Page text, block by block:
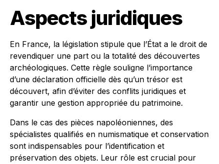
Aspects juridiques
En France, la législation stipule que l’État a le droit de
revendiquer une part ou la totalité des découvertes
archéologiques. Cette règle souligne l’importance
d’une déclaration officielle dès qu’un trésor est
découvert, afin d’éviter des conflits juridiques et
garantir une gestion appropriée du patrimoine.
Dans le cas des pièces napoléoniennes, des
spécialistes qualifiés en numismatique et conservation
sont indispensables pour l’identification et
préservation des objets. Leur rôle est crucial pour